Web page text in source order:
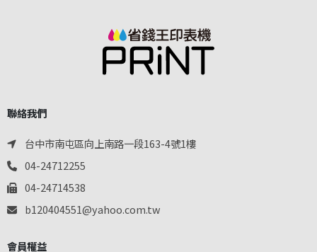
聯絡我們
台中市南屯區向上南路一段163-4號1樓
04-24712255
04-24714538
b120404551@yahoo.com.tw
會員權益